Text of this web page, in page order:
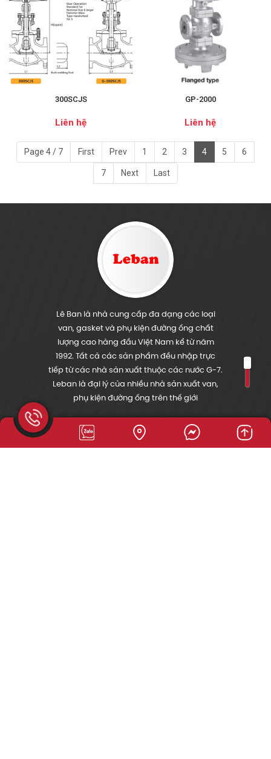
300SCJS
Liên hệ
GP-2000
Liên hệ
Page 4 / 7 First Prev 1 2 3 4 5 6
7 Next Last
Lê Ban là nhà cung cấp đa dạng các loại
van, gasket và phụ kiện đường ống chất
lượng cao hàng đầu Việt Nam kể từ năm
1992. Tất cả các sản phẩm đều nhập trực
tiếp từ các nhà sản xuất thuộc các nước G-7.
Leban là đại lý của nhiều nhà sản xuất van,
phụ kiện đường ống trên thế giới
Xem Đường Đi